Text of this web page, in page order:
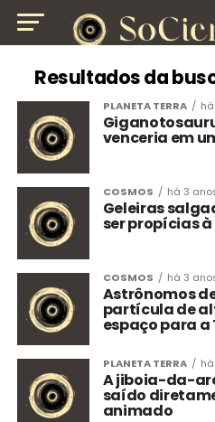
Resultados da
PLANETA TERRA
venceria em
COSMOS há 3
Geleiras
ser propícias
COSMOS há 3
Astrônomos
partícula de
espaço para a
PLANETA TERRA
A jiboia-da-
saído
animado